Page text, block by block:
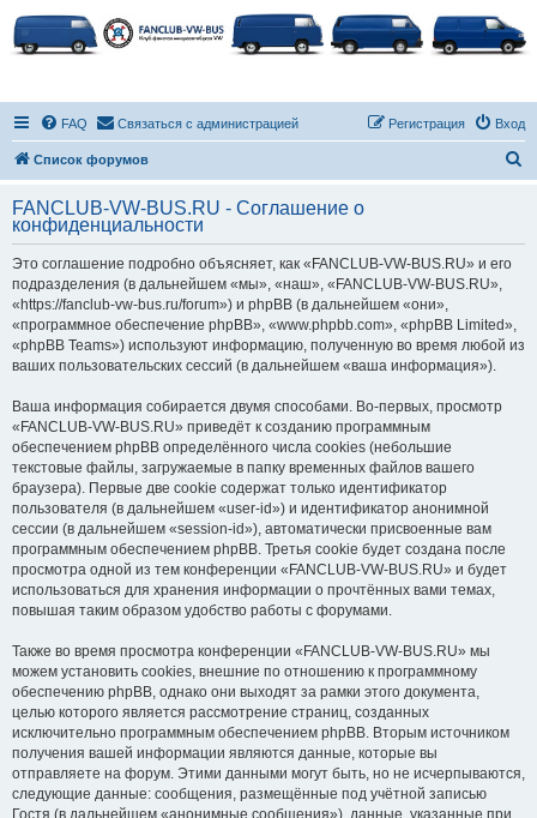
FAQ Связаться с администрацией Вход
Регистрация
Список форумов
с
FANCLUB-VW-BUS.RU - Соглашение о
конфиденциальности
Это соглашение подробно объясняет, как «FANCLUB-VW-BUS.RU» и его
подразделения (в дальнейшем «мы», «наш», «FANCLUB-VW-BUS.RU»,
«https://fanclub-vw-bus.ru/forum») и phpBB (в дальнейшем «они»,
«программное обеспечение phpBB», «www.phpbb.com», «phpBB Limited»,
«phpBB Teams») используют информацию, полученную во время любой из
ваших пользовательских сессий (в дальнейшем «ваша информация»).
Ваша информация собирается двумя способами. Во-первых, просмотр
«FANCLUB-VW-BUS.RU» приведёт к созданию программным
обеспечением phpBB определённого числа cookies (небольшие
текстовые файлы, загружаемые в папку временных файлов вашего
браузера). Первые две cookie содержат только идентификатор
пользователя (в дальнейшем «user-id») и идентификатор анонимной
сессии (в дальнейшем «session-id»), автоматически присвоенные вам
программным обеспечением phpBB. Третья cookie будет создана после
просмотра одной из тем конференции «FANCLUB-VW-BUS.RU» и будет
использоваться для хранения информации о прочтённых вами темах,
повышая таким образом удобство работы с форумами.
Также во время просмотра конференции «FANCLUB-VW-BUS.RU» мы
можем установить cookies, внешние по отношению к программному
обеспечению phpBB, однако они выходят за рамки этого документа,
целью которого является рассмотрение страниц, созданных
исключительно программным обеспечением phpBB. Вторым источником
получения вашей информации являются данные, которые вы
отправляете на форум. Этими данными могут быть, но не исчерпываются,
следующие данные: сообщения, размещённые под учётной записью
Гостя (в дальнейшем «анонимные сообщения»), данные, указанные при